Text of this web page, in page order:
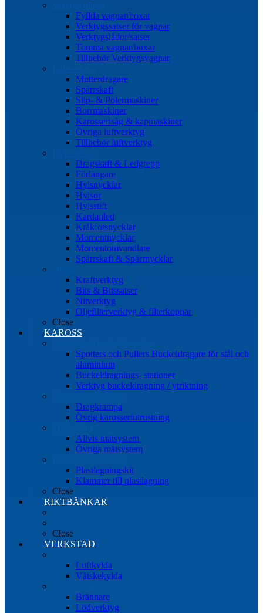
Fyllda vagnar/boxar
Verktygssatser för vagnar
Verktygslådor/satser
Tomma vagnar/boxar
Tillbehör Verktygsvagnar
Mutterdragare
Spärrskaft
Slip- & Polermaskiner
Borrmaskiner
Karosserisåg & kapmaskiner
Övriga luftverktyg
Tillbehör luftverktyg
Dragskaft & Ledgrepp
Förlängare
Hylsnycklar
Hylsor
Hylsstift
Kardanled
Kråkfotsnycklar
Momentnycklar
Momentomvandlare
Spärrskaft & Spärrnycklar
Kraftverktyg
Bits & Bitssatser
Nitverktyg
Oljefilterverktyg & filterkoppar
Close
KAROSS
Spotters och Pullers Buckeldragare för stål och
aluminium
Buckeldragnings- stationer
Verktyg buckeldragning / ytriktning
Dragkrampa
Övrig karosseriutrustning
Allvis mätsystem
Övriga mätsystem
Plastlagningskit
Klammer till plastlagning
Close
RIKTBÄNKAR
Close
VERKSTAD
Luftkylda
Vätskekylda
Brännare
Lödverktyg